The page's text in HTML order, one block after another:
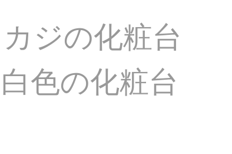
ジの化粧台
色の化粧台